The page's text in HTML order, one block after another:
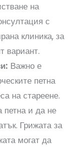
на
с
клиника, за
вариант.
Важно е
петна
на стареене.
петна и да не
Грижата за
могат да